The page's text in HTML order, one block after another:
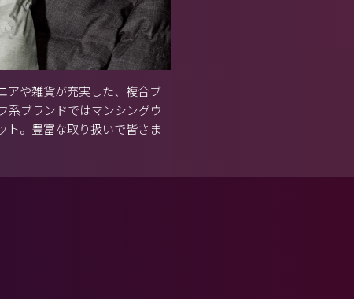
アや雑貨が充実した、複合ブ
系ブランドではマンシングウ
ト。豊富な取り扱いで皆さま